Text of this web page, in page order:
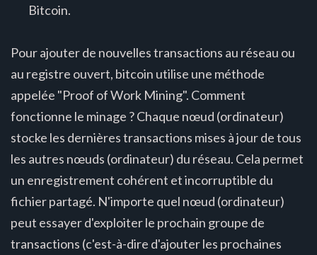
Bitcoin.
Pour ajouter de nouvelles transactions au réseau ou
au registre ouvert, bitcoin utilise une méthode
appelée "Proof of Work Mining". Comment
fonctionne le minage ? Chaque nœud (ordinateur)
stocke les dernières transactions mises à jour de tous
les autres nœuds (ordinateur) du réseau. Cela permet
un enregistrement cohérent et incorruptible du
fichier partagé. N'importe quel nœud (ordinateur)
peut essayer d'exploiter le prochain groupe de
transactions (c'est-à-dire d'ajouter les prochaines